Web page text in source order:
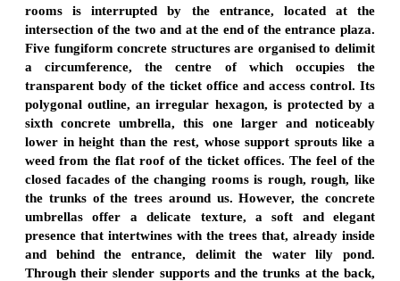
rooms is interrupted by the entrance, located at the
intersection of the two and at the end of the entrance plaza.
Five fungiform concrete structures are organised to delimit
a circumference, the centre of which occupies the
transparent body of the ticket office and access control. Its
polygonal outline, an irregular hexagon, is protected by a
sixth concrete umbrella, this one larger and noticeably
lower in height than the rest, whose support sprouts like a
weed from the flat roof of the ticket offices. The feel of the
closed facades of the changing rooms is rough, rough, like
the trunks of the trees around us. However, the concrete
umbrellas offer a delicate texture, a soft and elegant
presence that intertwines with the trees that, already inside
and behind the entrance, delimit the water lily pond.
Through their slender supports and the trunks at the back,